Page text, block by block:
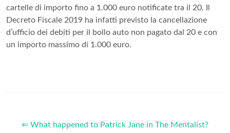
cartelle di importo fino a 1.000 euro notificate tra il 20. Il
Decreto Fiscale 2019 ha infatti previsto la cancellazione
d’ufficio dei debiti per il bollo auto non pagato dal 20 e con
un importo massimo di 1.000 euro.
⇐ What happened to Patrick Jane in The Mentalist?